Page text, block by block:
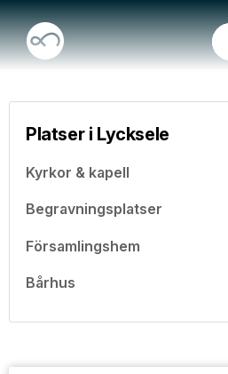
Platser i Lycksele
Kyrkor & kapell
Begravningsplatser
Församlingshem
Bårhus